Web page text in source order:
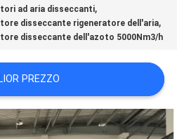
ad aria disseccanti,
disseccante rigeneratore dell'aria,
disseccante dell'azoto 5000Nm3/h
PREZZO